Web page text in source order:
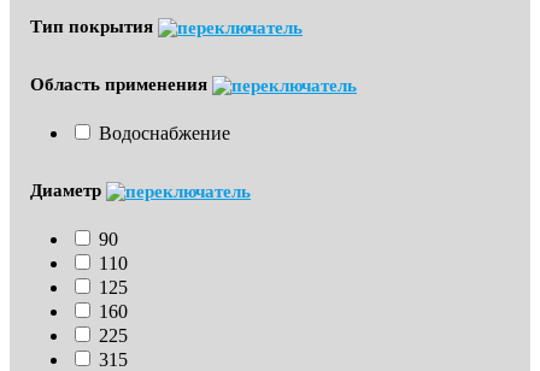
Тип покрытия
Область применения
Водоснабжение
Диаметр
90
110
125
160
225
315